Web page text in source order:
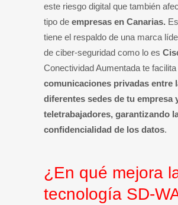
este riesgo digital que también
tipo de empresas en Canarias.
tiene el respaldo de una marca
de ciber-seguridad como lo es
Conectividad Aumentada te facilita
comunicaciones privadas entre
diferentes sedes de tu empresa
teletrabajadores, garantizando
confidencialidad de los datos.
¿En qué mejora
tecnología SD-